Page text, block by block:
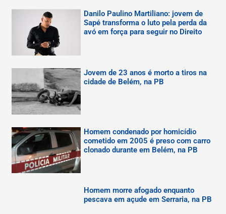
Danilo Paulino Martiliano: jovem de
Sapé transforma o luto pela perda da
avó em força para seguir no Direito
Jovem de 23 anos é morto a tiros na
cidade de Belém, na PB
Homem condenado por homicídio
cometido em 2005 é preso com carro
clonado durante em Belém, na PB
Homem morre afogado enquanto
pescava em açude em Serraria, na PB